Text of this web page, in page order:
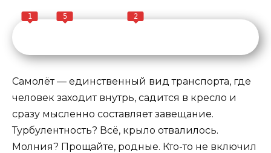
1 5 2
Самолёт — единственный вид транспорта, где
человек заходит внутрь, садится в кресло и
сразу мысленно составляет завещание.
Турбулентность? Всё, крыло отвалилось.
Молния? Прощайте, родные. Кто-то не включил